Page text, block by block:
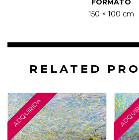
FORMATO
150 × 100 cm
RELATED
70 × 100 cm